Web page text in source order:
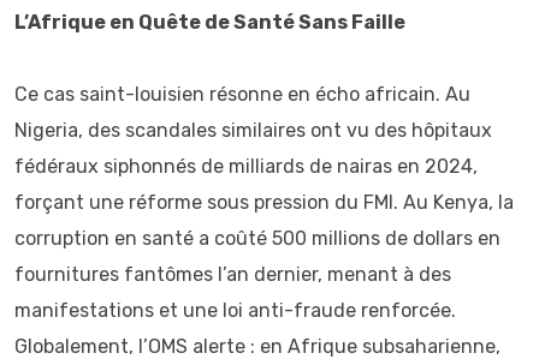
L’Afrique en Quête de Santé Sans Faille
Ce cas saint-louisien résonne en écho africain. Au
Nigeria, des scandales similaires ont vu des hôpitaux
fédéraux siphonnés de milliards de nairas en 2024,
forçant une réforme sous pression du FMI. Au Kenya, la
corruption en santé a coûté 500 millions de dollars en
fournitures fantômes l’an dernier, menant à des
manifestations et une loi anti-fraude renforcée.
Globalement, l’OMS alerte : en Afrique subsaharienne,